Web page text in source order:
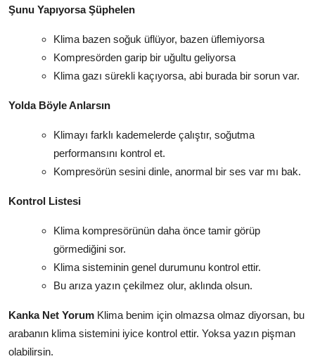
Şunu Yapıyorsa Şüphelen
Klima bazen soğuk üflüyor, bazen üflemiyorsa
Kompresörden garip bir uğultu geliyorsa
Klima gazı sürekli kaçıyorsa, abi burada bir sorun var.
Yolda Böyle Anlarsın
Klimayı farklı kademelerde çalıştır, soğutma
performansını kontrol et.
Kompresörün sesini dinle, anormal bir ses var mı bak.
Kontrol Listesi
Klima kompresörünün daha önce tamir görüp
görmediğini sor.
Klima sisteminin genel durumunu kontrol ettir.
Bu arıza yazın çekilmez olur, aklında olsun.
Kanka Net Yorum Klima benim için olmazsa olmaz diyorsan, bu
arabanın klima sistemini iyice kontrol ettir. Yoksa yazın pişman
olabilirsin.